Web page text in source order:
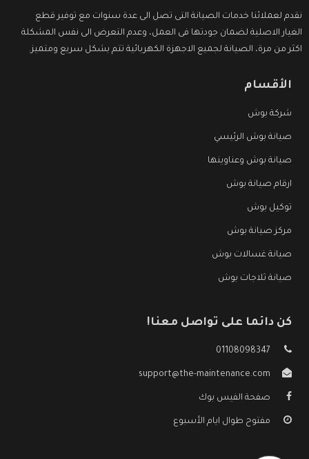
نقدم لعملائنا خدمات الصيانة التى تصل الى عدة سنوات مع توفير قطع
الغيار الاصلية لضمان جودتها فى العمل، وعدم التعرض الى نفس المشكلة
اكثر من مرة، الصيانة لجميع الاجهزة الكهربائية تتم بشكل سريع ومتميز.
الأقسام
شركة بوش
صيانة بوش الرئيسي
صيانة بوش وعناوينها
ارقام صيانة بوش
توكيل بوش
مركز صيانة بوش
صيانة غسالات بوش
صيانة ثلاجات بوش
كن دائما على تواصل معنا!
01108098347
support@the-maintenance.com
صفحة الفيس بوك
مفتوح طوال ايام الأسبوع